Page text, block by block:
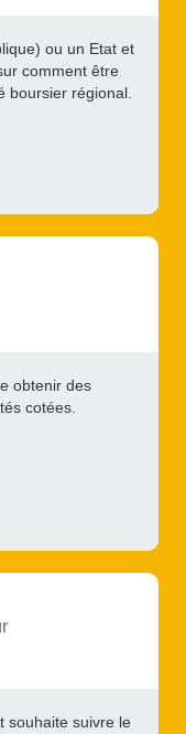
ou un Etat et
comment être
boursier régional.
obtenir des
cotées.
souhaite suivre le